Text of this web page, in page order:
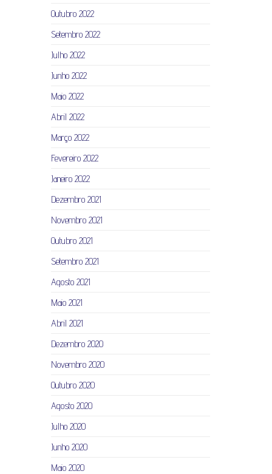
Outubro 2022
Setembro 2022
Julho 2022
Junho 2022
Maio 2022
Abril 2022
Março 2022
Fevereiro 2022
Janeiro 2022
Dezembro 2021
Novembro 2021
Outubro 2021
Setembro 2021
Agosto 2021
Maio 2021
Abril 2021
Dezembro 2020
Novembro 2020
Outubro 2020
Agosto 2020
Julho 2020
Junho 2020
Maio 2020